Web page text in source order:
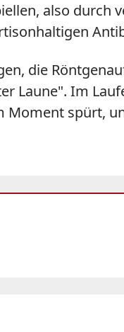
also
die
Laune". Im
Moment spürt,